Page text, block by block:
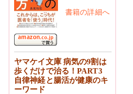
書籍の詳細へ
ヤマケイ文庫 病気の9割は
歩くだけで治る！PART3
自律神経と腸活が健康のキ
ーワード